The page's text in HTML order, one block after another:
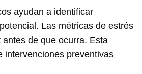
ayudan a identificar
Las métricas de estrés
de que ocurra. Esta
intervenciones preventivas